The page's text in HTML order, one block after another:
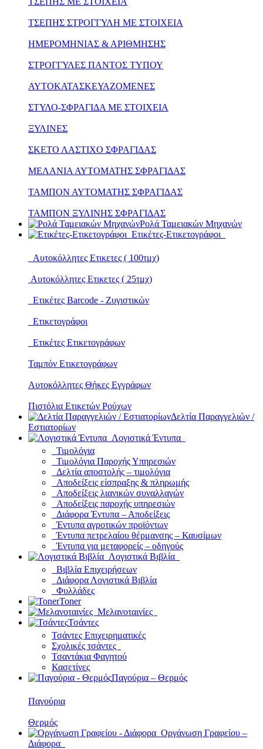
ΤΣΕΠΗΣ ΣΤΡΟΓΓΥΛΗ ΜΕ ΣΤΟΙΧΕΙΑ
ΗΜΕΡΟΜΗΝΙΑΣ & ΑΡΙΘΜΗΣΗΣ
ΣΤΡΟΓΓΥΛΕΣ ΠΑΝΤΟΣ ΤΥΠΟΥ
ΑΥΤΟΚΑΤΑΣΚΕΥΑΖΟΜΕΝΕΣ
ΣΤΥΛΟ-ΣΦΡΑΓΙΔΑ ΜΕ ΣΤΟΙΧΕΙΑ
ΞΥΛΙΝΕΣ
ΣΚΕΤΟ ΛΑΣΤΙΧΟ ΣΦΡΑΓΙΔΑΣ
ΜΕΛΑΝΙΑ ΑΥΤΟΜΑΤΗΣ ΣΦΡΑΓΙΔΑΣ
ΤΑΜΠΟΝ ΑΥΤΟΜΑΤΗΣ ΣΦΡΑΓΙΔΑΣ
ΤΑΜΠΟΝ ΞΥΛΙΝΗΣ ΣΦΡΑΓΙΔΑΣ
Ρολά Ταμειακών Μηχανών
Ετικέτες-Ετικετογράφοι
Αυτοκόλλητες Ετικετες ( 100τμχ)
Αυτοκόλλητες Ετικετες ( 25τμχ)
Ετικέτες Barcode - Ζυγιστικών
Ετικετογράφοι
Ετικέτες Ετικετογράφων
Ταμπόν Ετικετογράφων
Αυτοκόλλητες Θήκες Εγγράφων
Πιστόλια Ετικετών Ρούχων
Δελτία Παραγγελιών /
Εστιατορίων
Λογιστικά Έντυπα
Τιμολόγια
Τιμολόγια Παροχής Υπηρεσιών
Δελτία αποστολής – τιμολόγια
Αποδείξεις είσπραξης & πληρωμής
Αποδείξεις λιανικών συναλλαγών
Αποδείξεις παροχής υπηρεσιών
Διάφορα Έντυπα – Αποδείξεις
Έντυπα αγροτικών προϊόντων
Έντυπα πετρελαίου θέρμανσης – Καυσίμων
Έντυπα για μεταφορείς – οδηγούς
Λογιστικά Βιβλία
Βιβλία Επιχειρήσεων
Διάφορα Λογιστικά Βιβλία
Φυλλάδες
Toner
Μελανοταινίες
Τσάντες
Τσάντες Επιχειρηματικές
Σχολικές τσάντες
Τσαντάκια Φαγητού
Κασετίνες
Παγούρια – Θερμός
Παγούρια
Θερμός
Οργάνωση Γραφείου –
Διάφορα